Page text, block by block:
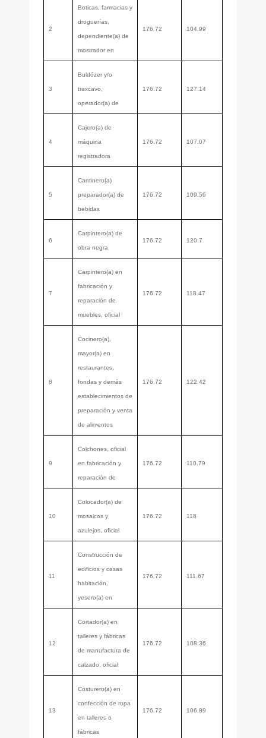
2
Boticas, farmacias y
droguerías,
dependiente(a) de
mostrador en
176.72 104.99
3
Buldózer y/o
traxcavo,
operador(a) de
176.72 127.14
4
Cajero(a) de
máquina
registradora
176.72 107.07
5
Cantinero(a)
preparador(a) de
bebidas
176.72 109.56
6
Carpintero(a) de
obra negra
176.72 120.7
7
Carpintero(a) en
fabricación y
reparación de
muebles, oficial
176.72 118.47
8
Cocinero(a),
mayor(a) en
restaurantes,
fondas y demás
establecimientos de
preparación y venta
de alimentos
176.72 122.42
9
Colchones, oficial
en fabricación y
reparación de
176.72 110.79
10
Colocador(a) de
mosaicos y
azulejos, oficial
176.72 118
11
Construcción de
edificios y casas
habitación,
yesero(a) en
176.72 111.67
12
Cortador(a) en
talleres y fábricas
de manufactura de
calzado, oficial
176.72 108.36
13
Costurero(a) en
confección de ropa
en talleres o
fábricas
176.72 106.89